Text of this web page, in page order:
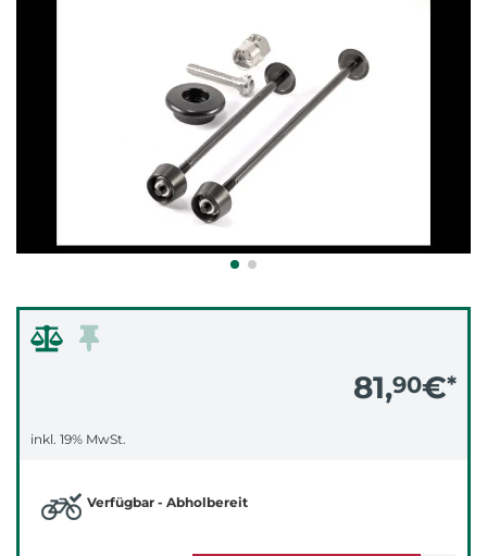
81,90€*
inkl. 19% MwSt.
Verfügbar - Abholbereit